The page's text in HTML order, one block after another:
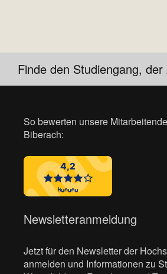
Finde den Studiengang,
So bewerten unsere
Biberach:
Newsletteranmeldung
Jetzt für den Newsletter der
anmelden und Informationen zu